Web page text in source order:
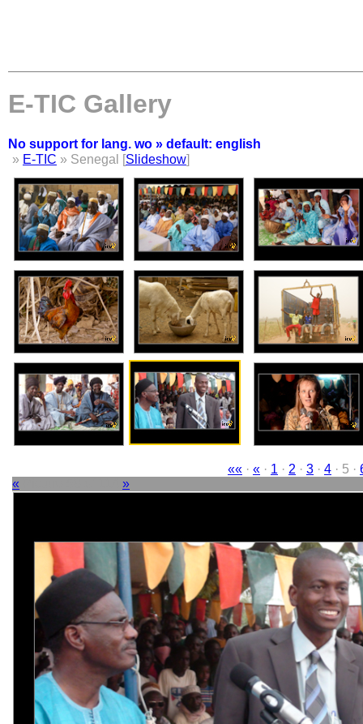
E-TIC Gallery
No support for lang. wo » default: english
» E-TIC » Senegal [Slideshow]
«« · « · 1 · 2 · 3 · 4 · 5 ·
«
»